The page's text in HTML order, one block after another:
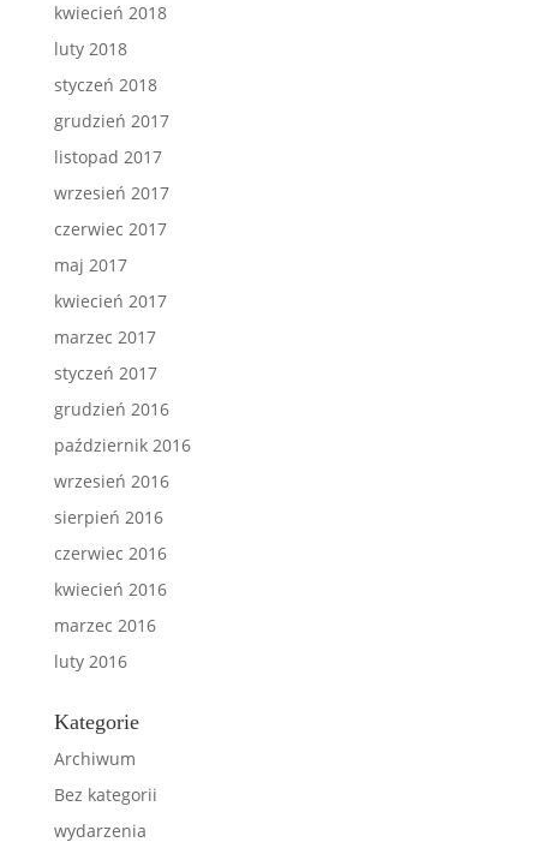
kwiecień 2018
luty 2018
styczeń 2018
grudzień 2017
listopad 2017
wrzesień 2017
czerwiec 2017
maj 2017
kwiecień 2017
marzec 2017
styczeń 2017
grudzień 2016
październik 2016
wrzesień 2016
sierpień 2016
czerwiec 2016
kwiecień 2016
marzec 2016
luty 2016
Kategorie
Archiwum
Bez kategorii
wydarzenia